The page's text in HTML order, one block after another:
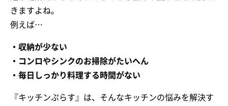
きますよね。
例えば…
・収納が少ない
・コンロやシンクのお掃除がたいへん
・毎日しっかり料理する時間がない
『キッチンぷらす』は、そんなキッチンの悩みを解決す